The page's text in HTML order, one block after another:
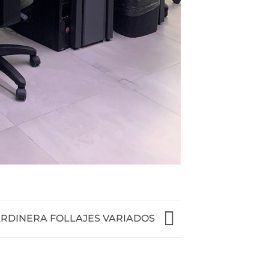
FOLLAJES VARIADOS